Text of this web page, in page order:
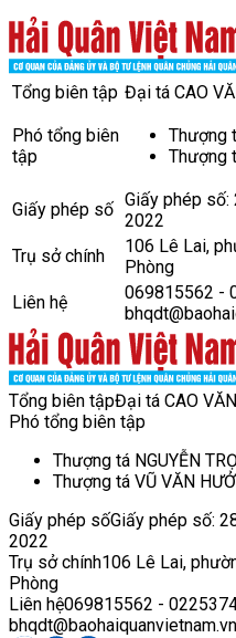
Tổng biên tập Đại tá CAO
Phó tổng biên
tập
Thượng
Thượng
Giấy phép số Giấy phép số:
2022
Trụ sở chính
106 Lê Lai,
Phòng
Liên hệ
069815562 -
Tổng biên tậpĐại tá CAO
Phó tổng biên tập
Thượng tá NGUYỄN
Thượng tá VŨ VĂN
Giấy phép sốGiấy phép số:
2022
Trụ sở chính106 Lê Lai,
Phòng
Liên hệ069815562 -
bhqdt@baohaiquanvietnam.vn